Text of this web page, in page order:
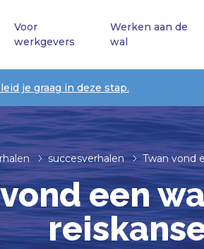
Voor
werkgevers
Werken aan de
wal
je graag in deze stap.
succesverhalen Twan vond
een